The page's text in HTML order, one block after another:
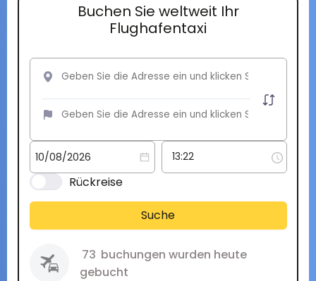
Buchen Sie weltweit Ihr
Flughafentaxi
Rückreise
Suche
73 buchungen wurden heute
gebucht